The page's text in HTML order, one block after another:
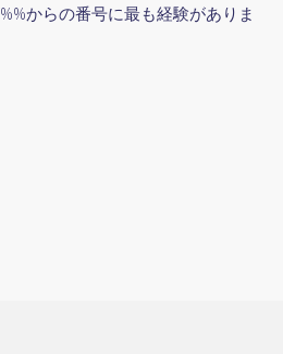
からの番号に最も経験がありま